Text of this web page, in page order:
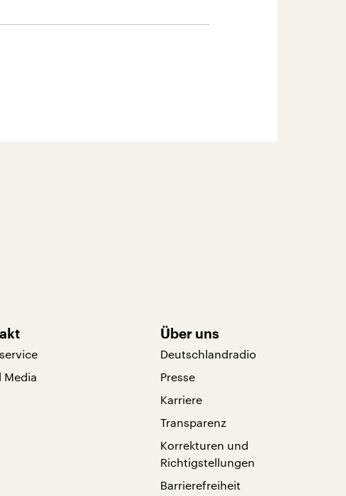
Media
Über uns
Deutschlandradio
Presse
Karriere
Transparenz
Korrekturen und
Richtigstellungen
Barrierefreiheit